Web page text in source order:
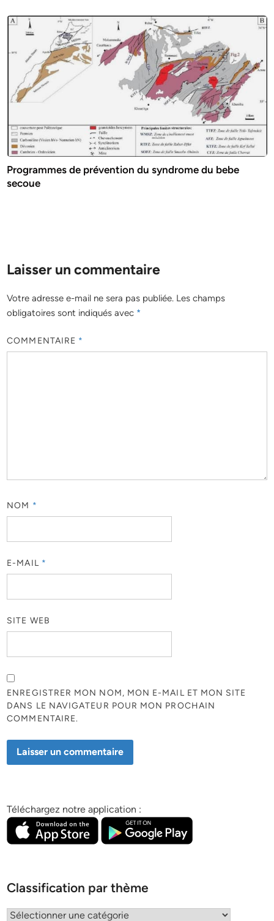
Programmes de prévention du syndrome du bebe
secoue
Laisser un commentaire
Votre adresse e-mail ne sera pas publiée. Les champs
obligatoires sont indiqués avec *
COMMENTAIRE *
NOM *
E-MAIL *
SITE WEB
ENREGISTRER MON NOM, MON E-MAIL ET MON SITE
DANS LE NAVIGATEUR POUR MON PROCHAIN
COMMENTAIRE.
Téléchargez notre application :
Classification par thème
Classification